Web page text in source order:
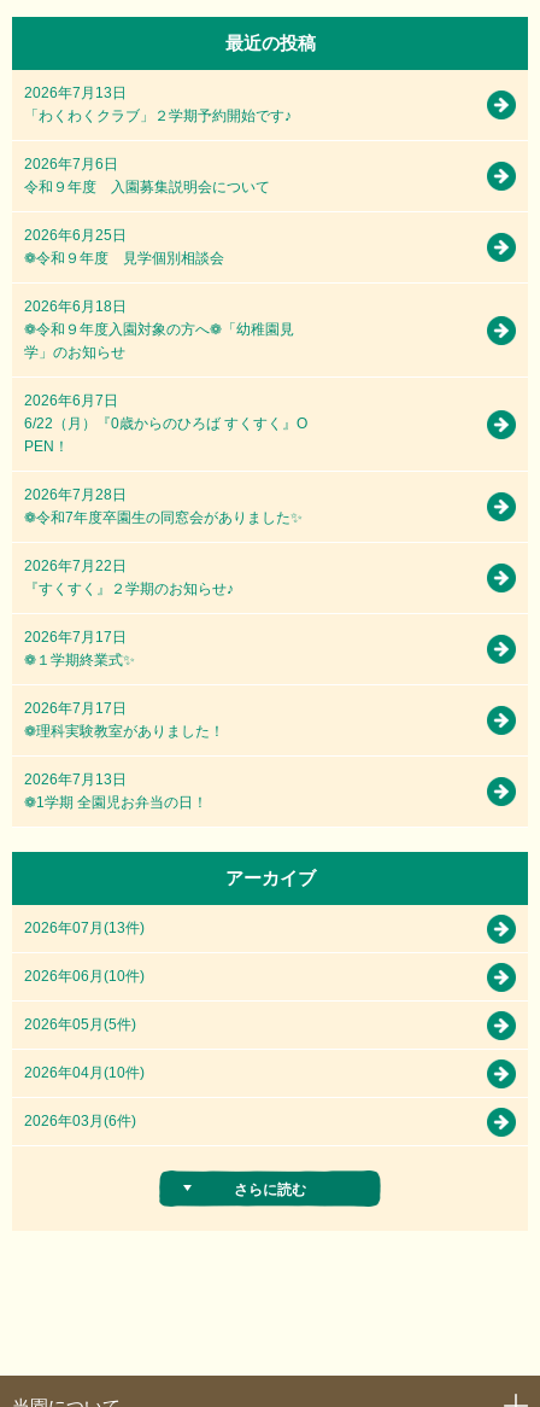
最近の投稿
2026年7月13日
「わくわくクラブ」２学期予約開始です♪
2026年7月6日
令和９年度 入園募集説明会について
2026年6月25日
❁令和９年度 見学個別相談会
2026年6月18日
❁令和９年度入園対象の方へ❁「幼稚園見
学」のお知らせ
2026年6月7日
6/22（月）『0歳からのひろば すくすく』O
PEN！
2026年7月28日
❁令和7年度卒園生の同窓会がありました✨
2026年7月22日
『すくすく』２学期のお知らせ♪
2026年7月17日
❁１学期終業式✨
2026年7月17日
❁理科実験教室がありました！
2026年7月13日
❁1学期 全園児お弁当の日！
アーカイブ
2026年07月(13件)
2026年06月(10件)
2026年05月(5件)
2026年04月(10件)
2026年03月(6件)
さらに読む